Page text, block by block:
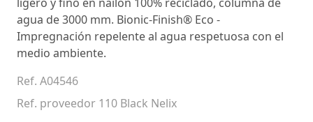
agua de 3000 mm. Bionic-Finish® Eco -
Impregnación repelente al agua respetuosa con el
medio ambiente.
Ref. A04546
Ref. proveedor 110 Black Nelix